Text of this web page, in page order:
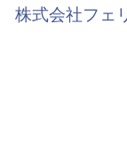
株式会社フェ